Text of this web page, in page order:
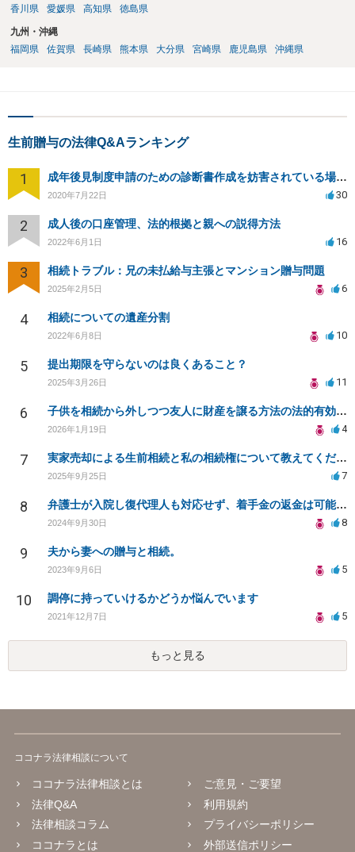
香川県
愛媛県 高知県 徳島県
九州・沖縄
福岡県
佐賀県 長崎県 熊本県 大分県 宮崎県 鹿児島県 沖縄県
生前贈与の法律Q&Aランキング
1 成年後見制度申請のための診断書作成を妨害されている場合、法律家に対策を依頼できることはありますか？
2020年7月22日 30
2 成人後の口座管理、法的根拠と親への説得方法
2022年6月1日 16
3 相続トラブル：兄の未払給与主張とマンション贈与問題
2025年2月5日 6
4 相続についての遺産分割
2022年6月8日 10
5 提出期限を守らないのは良くあること？
2025年3月26日 11
6 子供を相続から外しつつ友人に財産を譲る方法の法的有効性は？
2026年1月19日 4
7 実家売却による生前相続と私の相続権について教えてください
2025年9月25日 7
8 弁護士が入院し復代理人も対応せず、着手金の返金は可能か？
2024年9月30日 8
9 夫から妻への贈与と相続。
2023年9月6日 5
10 調停に持っていけるかどうか悩んでいます
2021年12月7日 5
もっと見る
ココナラ法律相談について
ココナラ法律相談とは
法律Q&A
法律相談コラム
ココナラとは
ご意見・ご要望
利用規約
プライバシーポリシー
外部送信ポリシー